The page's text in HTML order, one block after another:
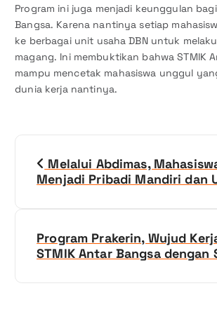
Program ini juga menjadi keunggulan
Bangsa. Karena nantinya setiap
ke berbagai unit usaha DBN untuk
magang. Ini membuktikan bahwa STMIK
mampu mencetak mahasiswa unggul
dunia kerja nantinya.
Melalui Abdimas,
Menjadi Pribadi Mandiri dan
Program Prakerin, Wujud
STMIK Antar Bangsa dengan